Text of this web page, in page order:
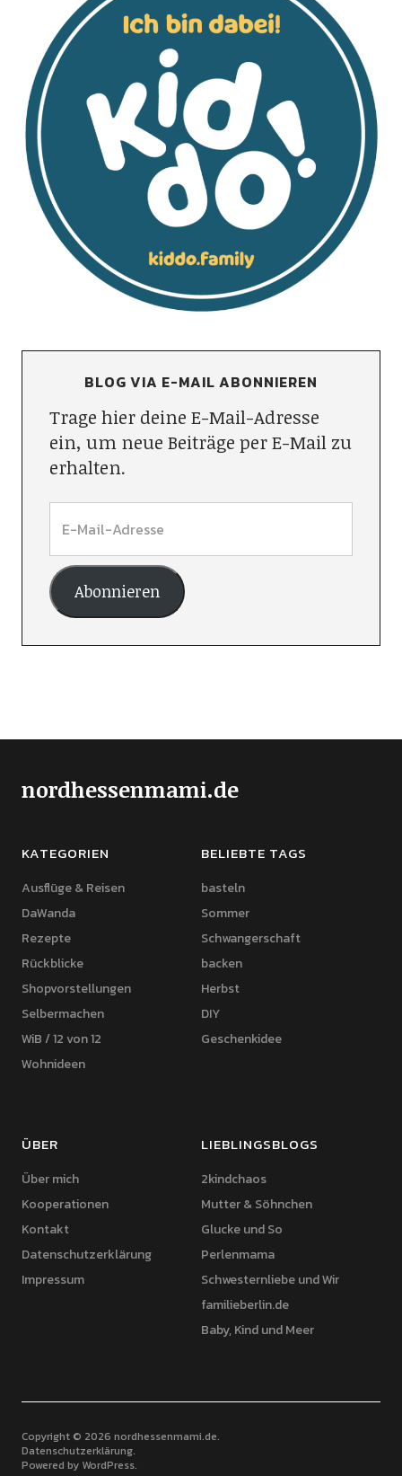
BLOG VIA E-MAIL ABONNIEREN
Trage hier deine E-Mail-Adresse
ein, um neue Beiträge per E-Mail zu
erhalten.
Abonnieren
nordhessenmami.de
KATEGORIEN
Ausflüge & Reisen
DaWanda
Rezepte
Rückblicke
Shopvorstellungen
Selbermachen
WiB / 12 von 12
Wohnideen
BELIEBTE TAGS
basteln
Sommer
Schwangerschaft
backen
Herbst
DIY
Geschenkidee
ÜBER
Über mich
Kooperationen
Kontakt
Datenschutzerklärung
Impressum
LIEBLINGSBLOGS
2kindchaos
Mutter & Söhnchen
Glucke und So
Perlenmama
Schwesternliebe und Wir
familieberlin.de
Baby, Kind und Meer
Copyright © 2026 nordhessenmami.de
Datenschutzerklärung
Powered by WordPress